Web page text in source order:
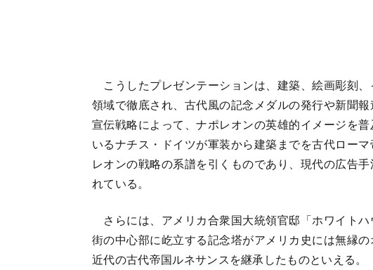
こうしたプレゼンテーションは、建築、絵画彫刻
領域で徹底され、古代風の記念メダルの発行や新聞
宣伝戦略によって、ナポレオンの英雄的イメージを
いるナチス・ドイツが軍装から建築までを古代ロー
レオンの戦略の系譜を引くものであり、現代の広告
れている。
さらには、アメリカ合衆国大統領官邸「ホワイト
街の中心部に屹立する記念塔がアメリカ史には無縁
近代の古代帝国ルネサンスを継承したものといえる。